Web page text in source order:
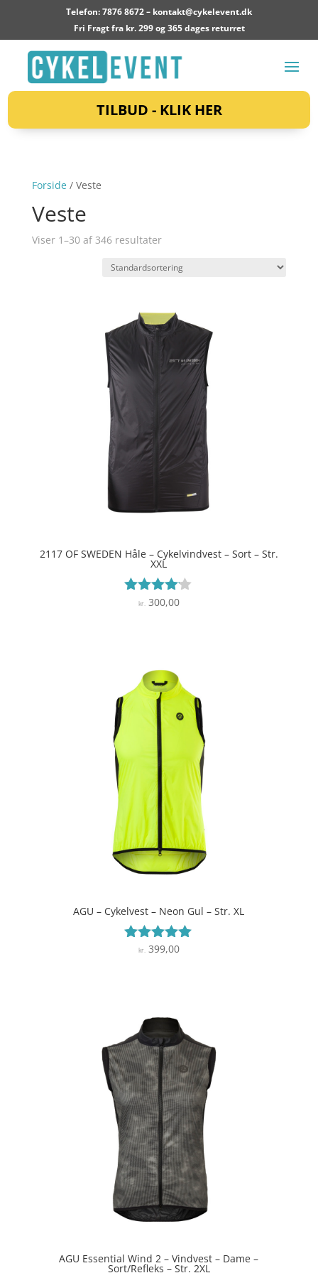
Telefon: 7876 8672 – kontakt@cykelevent.dk
Fri Fragt fra kr. 299 og 365 dages returret
TILBUD - KLIK HER
Forside/ Veste
Veste
Viser 1–30 af 346 resultater
2117 OF SWEDEN Håle – Cykelvindvest – Sort – Str.
XXL
Vurderet
kr.300,00
AGU – Cykelvest – Neon Gul – Str. XL
Vurderet
kr.399,00
AGU Essential Wind 2 – Vindvest – Dame –
Sort/Refleks – Str. 2XL